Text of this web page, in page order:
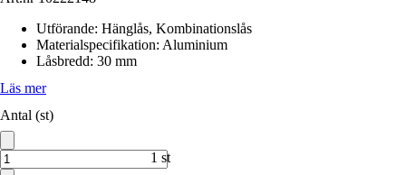
Utförande: Hänglås, Kombinationslås
Materialspecifikation: Aluminium
Låsbredd: 30 mm
Läs mer
Antal (st)
1 st